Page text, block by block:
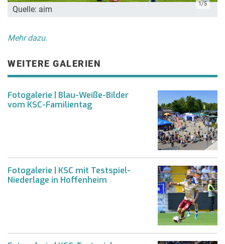
Quelle: aim
1/5
Mehr dazu.
WEITERE GALERIEN
Fotogalerie | Blau-Weiße-Bilder
vom KSC-Familientag
Fotogalerie | KSC mit Testspiel-
Niederlage in Hoffenheim